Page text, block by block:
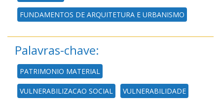
FUNDAMENTOS DE ARQUITETURA E URBANISMO
Palavras-chave:
PATRIMONIO MATERIAL
VULNERABILIZACAO SOCIAL VULNERABILIDADE